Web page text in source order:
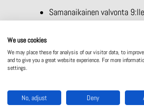
Samanaikainen valvonta
Yksinkertainen
Yksilölliset vikaviestit
Laaja mittausalue 3 AC
Useita eri
Eri liitäntävaihtoehtoja;
Ennakoiva valvonta suojaa
We use cookies
We may place these for analysis of our visitor data, to
and to give you a great website experience. For more
settings.
No, adjust Deny